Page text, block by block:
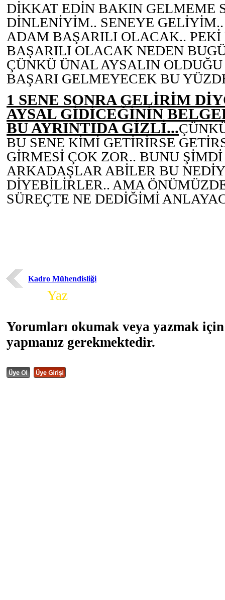
DİKKAT EDİN BAKIN GELMEME
DİNLENİYİM.. SENEYE
ADAM BAŞARILI OLACAK..
BAŞARILI OLACAK NEDEN
ÇÜNKÜ ÜNAL AYSALIN
BAŞARI GELMEYECEK BU
1 SENE SONRA GELİRİM
AYSAL GİDİCEĞİNİN
BU AYRINTIDA GİZLİ...
BU SENE KİMİ GETİRİRSE
GİRMESİ ÇOK ZOR.. BUNU
ARKADAŞLAR ABİLER BU
DİYEBİLİRLER.. AMA
SÜREÇTE NE DEDİĞİMİ
Kadro Mühendisliği
Yaz
Yorumları okumak veya yazmak
yapmanız gerekmektedir.